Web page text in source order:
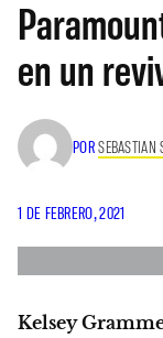
en un
PORSEBASTIAN
1 DE FEBRERO, 2021
Kelsey